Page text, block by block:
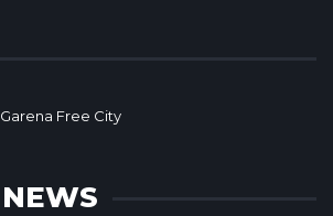
Garena Free City
NEWS